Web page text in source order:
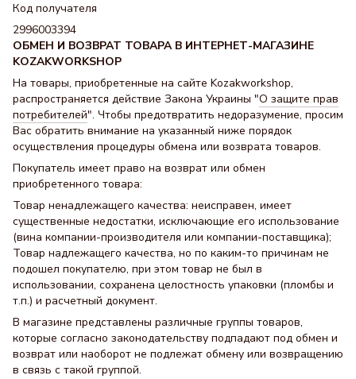
Код получателя
2996003394
ОБМЕН И ВОЗВРАТ ТОВАРА В ИНТЕРНЕТ-МАГАЗИНЕ
KOZAKWORKSHOP
На товары, приобретенные на сайте Kozakworkshop,
распространяется действие Закона Украины "О защите прав
потребителей". Чтобы предотвратить недоразумение, просим
Вас обратить внимание на указанный ниже порядок
осуществления процедуры обмена или возврата товаров.
Покупатель имеет право на возврат или обмен
приобретенного товара:
Товар ненадлежащего качества: неисправен, имеет
существенные недостатки, исключающие его использование
(вина компании-производителя или компании-поставщика);
Товар надлежащего качества, но по каким-то причинам не
подошел покупателю, при этом товар не был в
использовании, сохранена целостность упаковки (пломбы и
т.п.) и расчетный документ.
В магазине представлены различные группы товаров,
которые согласно законодательству подпадают под обмен и
возврат или наоборот не подлежат обмену или возвращению
в связь с такой группой.